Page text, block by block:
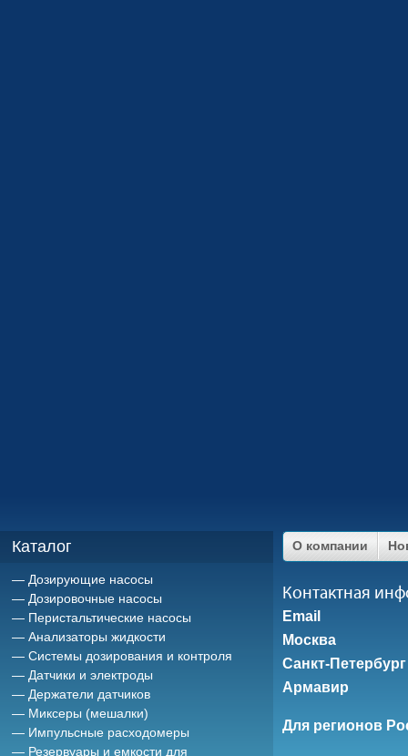
Каталог
Дозирующие насосы
Дозировочные насосы
Перистальтические насосы
Анализаторы жидкости
Системы дозирования и контроля
Датчики и электроды
Держатели датчиков
Миксеры (мешалки)
Импульсные расходомеры
Резервуары и емкости для
О компании
Контактная
Email
Москва
Санкт-Петербург
Армавир
Для регионов